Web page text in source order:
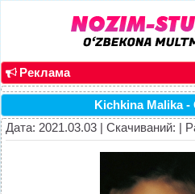
Реклама
Kichkina Malika -
Дата: 2021.03.03 | Скачиваний: |